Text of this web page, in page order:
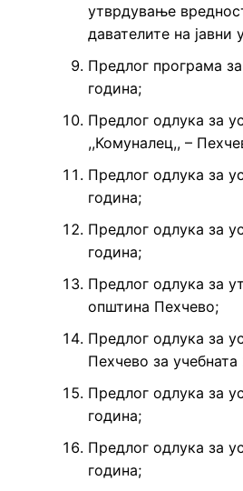
утврдување
давателите на
Предлог програма
година;
Предлог одлука за
,,Комуналец,, –
Предлог одлука за
година;
Предлог одлука за
година;
Предлог одлука за
општина Пехчево;
Предлог одлука за
Пехчево за
Предлог одлука за
година;
Предлог одлука за
година;